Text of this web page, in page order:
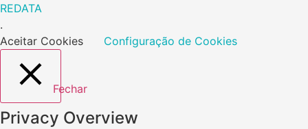
REDATA
.
Aceitar Cookies
Configuração de Cookies
Fechar
Privacy Overview